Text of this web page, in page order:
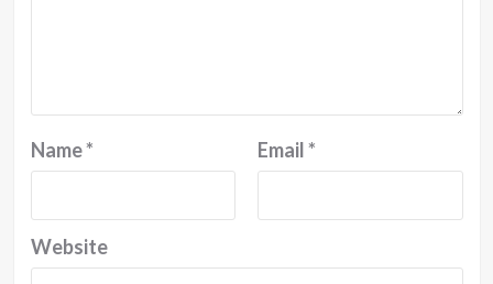
Name* Email*
Website